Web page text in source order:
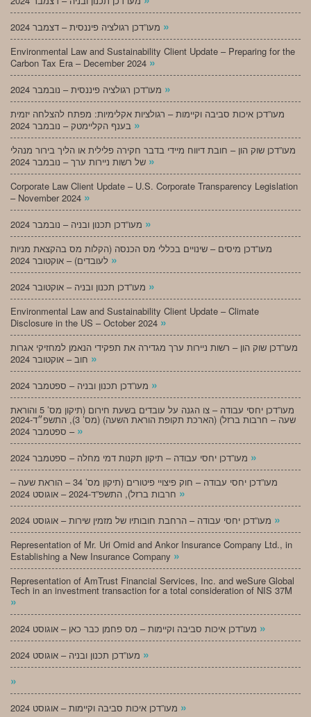
»
Environmental Law and Sustainability Client Update – Preparing for the
Carbon Tax Era – December 2024 »
»
מעו”דכן איכות סביבה וקיימות – רגולציות אקלימיות: מפתח להצלחה יזמית
»
מעו”דכן שוק הון – חובת דיווח מיידי בדבר חקירה פלילית או הליך בירור מנהלי
»
Corporate Law Client Update – U.S. Corporate Transparency Legislation
– November 2024 »
»
מעו”דכן מיסים – שינויים בכללי מס הכנסה (הקלות מס בהקצאת מניות
»
»
Environmental Law and Sustainability Client Update – Climate
Disclosure in the US – October 2024 »
מעו”דכן שוק הון – רשות ניירות ערך מגדירה את תפקידי הנאמן למחזיקי אגרות
»
»
מעו”דכן יחסי עבודה – צו הגנה על עובדים בשעת חירום (תיקון מס’ 5 והוראת
שעה – חרבות ברזל) (הארכת תקופת הוראת השעה) (מס’ 3), התשפ״ד-2024
– ספטמבר 2024 »
»
מעו”דכן יחסי עבודה – חוק פיצויי פיטורים (תיקון מס’ 34 – הוראת שעה –
»
»
Representation of Mr. Uri Omid and Ankor Insurance Company Ltd., in
Establishing a New Insurance Company »
Representation of AmTrust Financial Services, Inc. and weSure Global
Tech in an investment transaction for a total consideration of NIS 37M
»
»
»
»
»